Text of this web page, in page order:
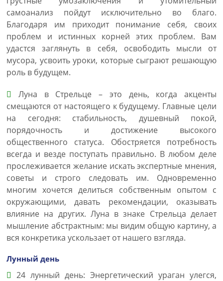
самоанализ пойдут исключительно во благо.
Благодаря им приходит понимание себя, своих
проблем и истинных корней этих проблем. Вам
удастся заглянуть в себя, освободить мысли от
мусора, усвоить уроки, которые сыграют решающую
роль в будущем.
Луна в Стрельце – это день, когда акценты
смещаются от настоящего к будущему. Главные цели
на сегодня: стабильность, душевный покой,
порядочность и достижение высокого
общественного статуса. Обостряется потребность
всегда и везде поступать правильно. В любом деле
прослеживается желание искать экспертные мнения,
советы и строго следовать им. Одновременно
многим хочется делиться собственным опытом с
окружающими, давать рекомендации, оказывать
влияние на других. Луна в знаке Стрельца делает
мышление абстрактным: мы видим общую картину, а
вся конкретика ускользает от нашего взгляда.
Лунный день
24 лунный день: Энергетический ураган улегся,